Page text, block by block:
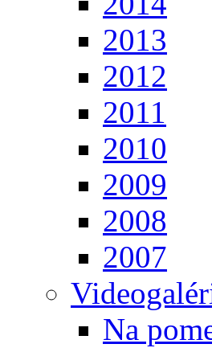
2013
2012
2011
2010
2009
2008
2007
Na